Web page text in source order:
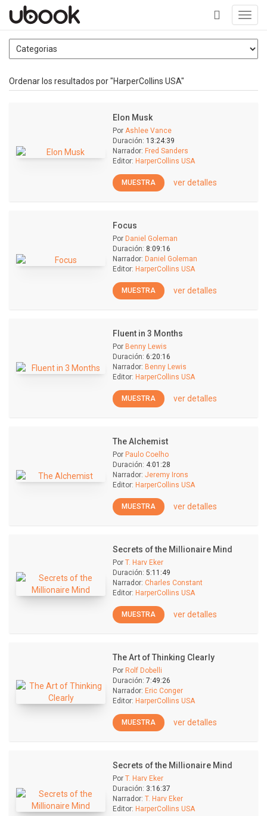
+
Ordenar los resultados por "HarperCollins USA"
Elon Musk
Por Ashlee Vance
Duración: 13:24:39
Narrador: Fred Sanders
Editor: HarperCollins USA
MUESTRA ver detalles
Focus
Por Daniel Goleman
Duración: 8:09:16
Narrador: Daniel Goleman
Editor: HarperCollins USA
MUESTRA ver detalles
Fluent in 3 Months
Por Benny Lewis
Duración: 6:20:16
Narrador: Benny Lewis
Editor: HarperCollins USA
MUESTRA ver detalles
The Alchemist
Por Paulo Coelho
Duración: 4:01:28
Narrador: Jeremy Irons
Editor: HarperCollins USA
MUESTRA ver detalles
Secrets of the Millionaire Mind
Por T. Harv Eker
Duración: 5:11:49
Narrador: Charles Constant
Editor: HarperCollins USA
MUESTRA ver detalles
The Art of Thinking Clearly
Por Rolf Dobelli
Duración: 7:49:26
Narrador: Eric Conger
Editor: HarperCollins USA
MUESTRA ver detalles
Secrets of the Millionaire Mind
Por T. Harv Eker
Duración: 3:16:37
Narrador: T. Harv Eker
Editor: HarperCollins USA